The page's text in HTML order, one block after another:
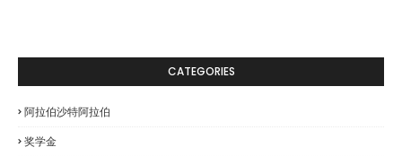
CATEGORIES
阿拉伯沙特阿拉伯
奖学金